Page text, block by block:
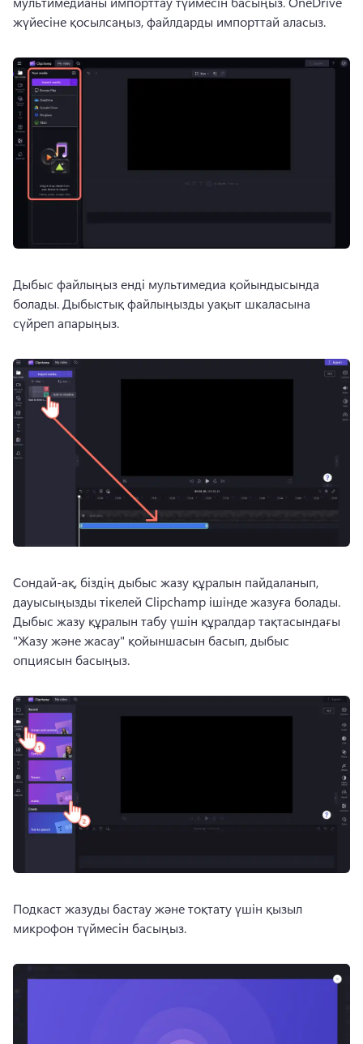
жүйесіне қосылсаңыз, файлдарды импорттай аласыз.
Дыбыс файлыңыз енді мультимедиа қойындысында
болады. Дыбыстық файлыңызды уақыт шкаласына
сүйреп апарыңыз.
Сондай-ақ, біздің дыбыс жазу құралын пайдаланып,
Дыбыс жазу құралын табу үшін құралдар тақтасындағы
"Жазу және жасау" қойыншасын басып, дыбыс
опциясын басыңыз.
Подкаст жазуды бастау және тоқтату үшін қызыл
микрофон түймесін басыңыз.